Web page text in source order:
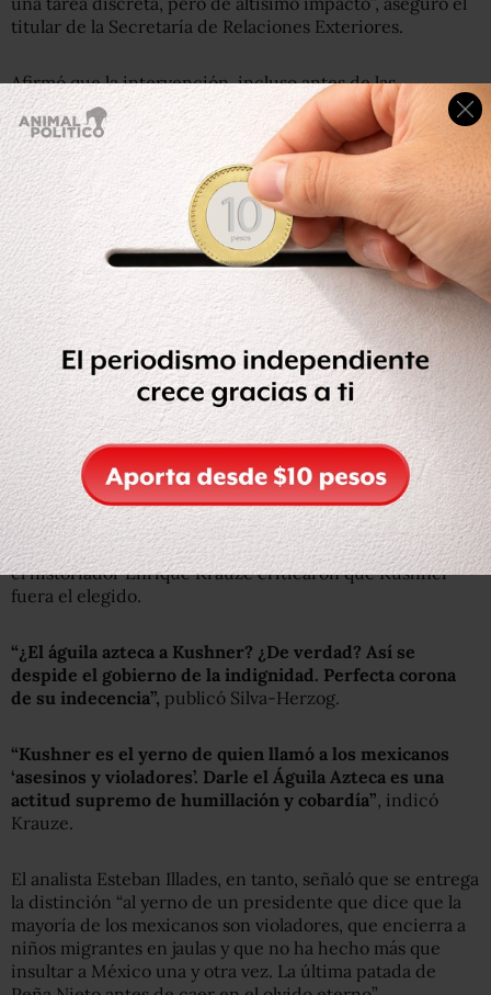
titular de la Secretaría de Relaciones Exteriores.
Afirmó que la intervención, incluso antes de las
negociaciones, fue determinante para lograr el T-MEC,
que sustituirá al TLCAN en caso de ser aprobado por el
Senado mexicano y que representa un elemento de
estabilidad para la economía nacional y de certidumbre
para los trabajadores mexicanos, cuyo empleo depende
de las exportaciones de bienes y servicios de México a
Estados Unidos y Canadá.
“Es una intervención clara, es un hecho contundente
que sin su participación no tendríamos hoy el escenario
que tenemos hacia adelante”, reiteró el funcionario.
En el pasado, la Orden Mexicana del Águila Azteca fue
para Nelson Mandela, Dilma Rousseff, Fidel Castro, la
Reina Isabel II de Reino Unido, Mauricio Macri, Juan
Manuel Santos, Bill Gates, Rigoberta Menchú, y el
cantante Bono de U2, entre otros.
Personajes como el analista Jesús Silva-Herzog Márquez y
el historiador Enrique Krauze criticaron que Kushner
fuera el elegido.
“¿El águila azteca a Kushner? ¿De verdad? Así se
despide el gobierno de la indignidad. Perfecta corona
de su indecencia”, publicó Silva-Herzog.
“Kushner es el yerno de quien llamó a los mexicanos
‘asesinos y violadores’. Darle el Águila Azteca es una
actitud supremo de humillación y cobardía” , indicó
Krauze.
El analista Esteban Illades, en tanto, señaló que se entrega
la distinción “al yerno de un presidente que dice que la
mayoría de los mexicanos son violadores, que encierra a
niños migrantes en jaulas y que no ha hecho más que
insultar a México una y otra vez. La última patada de